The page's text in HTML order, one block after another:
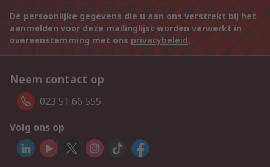
De persoonlijke gegevens die u aan ons verstrekt bij het
aanmelden voor deze mailinglijst worden verwerkt in
overeenstemming met ons privacybeleid.
Neem contact op
023 51 66 555
Volg ons op